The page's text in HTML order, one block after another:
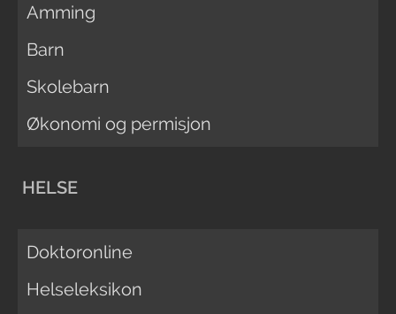
Amming
Barn
Skolebarn
Økonomi og permisjon
HELSE
Doktoronline
Helseleksikon